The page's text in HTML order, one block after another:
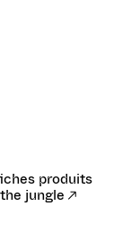
produits
jungle